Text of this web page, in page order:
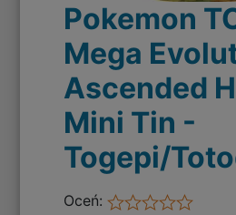
Pokemon
Mega
Ascended
Mini Tin -
Togepi/
Oceń: